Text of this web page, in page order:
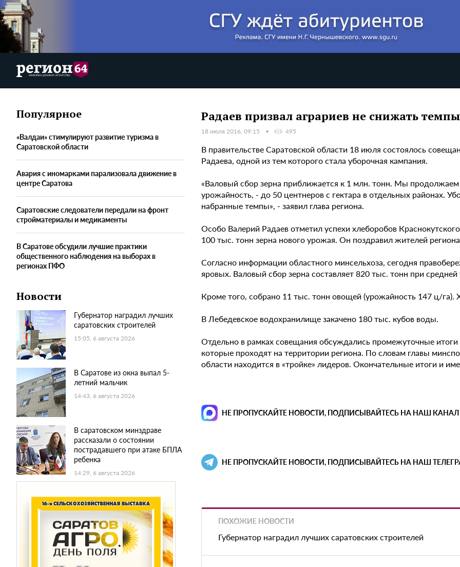
Популярное
«Валдаи» стимулируют развитие туризма в
Саратовской области
Авария с иномарками парализовала движение в
центре Саратова
Саратовские следователи передали на фронт
стройматериалы и медикаменты
В Саратове обсудили лучшие практики
общественного наблюдения на выборах в
регионах ПФО
Новости
Губернатор наградил лучших
саратовских строителей
15:05, 6 августа 2026
В Саратове из окна выпал 5-
летний мальчик
14:43, 6 августа 2026
В саратовском минздраве
рассказали о состоянии
пострадавшего при атаке БПЛА
ребенка
14:29, 6 августа 2026
Радаев призвал аграриев не снижать
18 июля 2016, 09:15 495
В правительстве Саратовской области 18 июля состоялось
Радаева, одной из тем которого стала уборочная кампания.
«Валовый сбор зерна приближается к 1 млн. тонн. Мы
урожайность, - до 50 центнеров с гектара в отдельных районах.
набранные темпы», - заявил глава региона.
Особо Валерий Радаев отметил успехи хлеборобов
100 тыс. тонн зерна нового урожая. Он поздравил жителей
Согласно информации областного минсельхоза, сегодня
яровых. Валовый сбор зерна составляет 820 тыс. тонн при
Кроме того, собрано 11 тыс. тонн овощей (урожайность 147 ц/га).
В Лебедевское водохранилище закачено 180 тыс. кубов воды.
Отдельно в рамках совещания обсуждались промежуточные итоги
которые проходят на территории региона. По словам главы
области находится в «тройке» лидеров. Окончательные итоги и
НЕ ПРОПУСКАЙТЕ НОВОСТИ, ПОДПИСЫВАЙТЕСЬ НА НАШ КАНАЛ
НЕ ПРОПУСКАЙТЕ НОВОСТИ, ПОДПИСЫВАЙТЕСЬ НА НАШ
ПОХОЖИЕ НОВОСТИ
Губернатор наградил лучших саратовских строителей